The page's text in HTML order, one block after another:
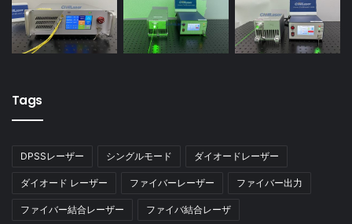
Tags
DPSSレーザー シングルモード ダイオードレーザー
ダイオード レーザー ファイバーレーザー ファイバー出力
ファイバー結合レーザー ファイバ結合レーザ